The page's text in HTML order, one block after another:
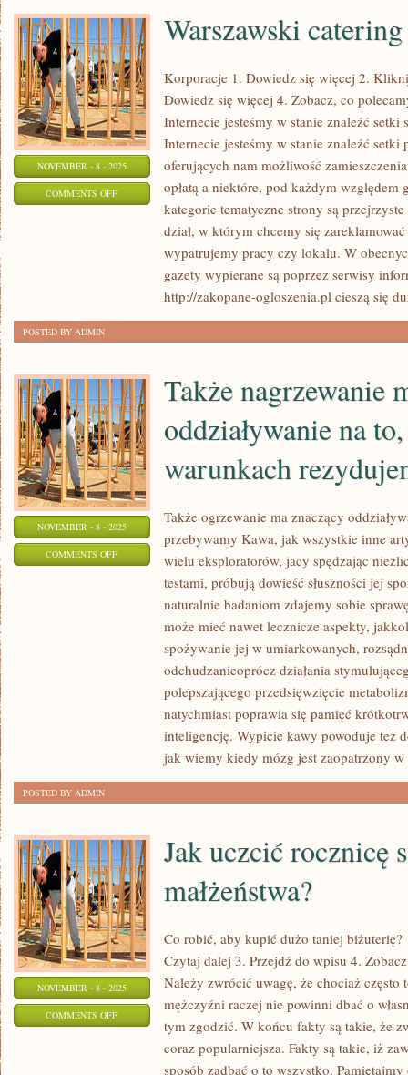
NOVEMBER - 8 - 2025
COMMENTS OFFON
WARSZAWSKI
Warszawski catering
Korporacje 1. Dowiedz się więcej 2.
Dowiedz się więcej 4. Zobacz, co
Internecie jesteśmy w stanie znaleźć setki
Internecie jesteśmy w stanie znaleźć setki
oferujących nam możliwość
opłatą a niektóre, pod każdym względem
kategorie tematyczne strony są
dział, w którym chcemy się
wypatrujemy pracy czy lokalu. W
gazety wypierane są poprzez serwisy
http://zakopane-ogloszenia.pl cieszą się
POSTED BY ADMIN
NOVEMBER - 8 - 2025
COMMENTS OFFON
NAGRZEWANIE
ODDZIAŁYWANIE
WARUNKACH
REZYDUJEMY
Także nagrzewanie
oddziaływanie na
warunkach
Także ogrzewanie ma znaczący
przebywamy Kawa, jak wszystkie inne
wielu eksploratorów, jacy spędzając
testami, próbują dowieść słuszności jej
naturalnie badaniom zdajemy sobie
może mieć nawet lecznicze aspekty,
spożywanie jej w umiarkowanych,
odchudzanieoprócz działania
polepszającego przedsięwzięcie
natychmiast poprawia się pamięć
inteligencję. Wypicie kawy powoduje też
jak wiemy kiedy mózg jest zaopatrzony w
POSTED BY ADMIN
NOVEMBER - 8 - 2025
COMMENTS OFFON
Jak uczcić rocznicę
małżeństwa?
Co robić, aby kupić dużo taniej
Czytaj dalej 3. Przejdź do wpisu 4.
Należy zwrócić uwagę, że chociaż często
mężczyźni raczej nie powinni dbać o
tym zgodzić. W końcu fakty są takie, że
coraz popularniejsza. Fakty są takie, iż
sposób zadbać o to wszystko.